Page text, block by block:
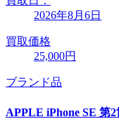
2026年8月6日
買取価格
25,000円
ブランド品
APPLE iPhone SE 第